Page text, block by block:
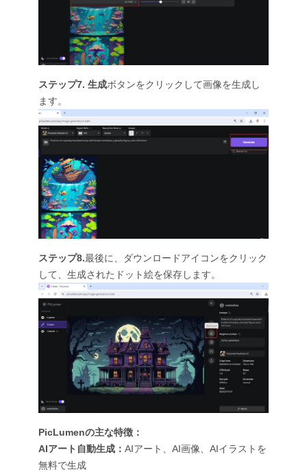
ステップ7. 生成ボタンをクリックして画像を生成し
ます。
ステップ8.最後に、ダウンロードアイコンをクリック
して、生成されたドット絵を保存します。
PicLumenの主な特徴：
AIアート自動生成： AIアート、AI画像、AIイラストを
無料で生成